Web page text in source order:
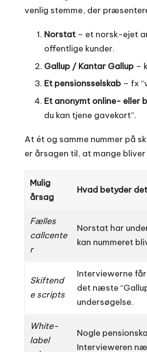
venlig stemme, der
Norstat – et norsk-ejet
offentlige kunder.
Gallup / Kantar Gallup –
Et pensions­selskab – fx
Et anonymt online- eller
du kan tjene gavekort”.
At ét og samme nummer på
er årsagen til, at mange
Mulig
årsag
Hvad betyder
Fælles
callcente
r
Norstat har
kan nummeret
Skiftend
e scripts
Interviewerne får
det næste
undersøgelse.
White-
label
Nogle
Intervieweren